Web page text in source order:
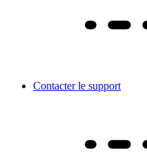
Contacter le support